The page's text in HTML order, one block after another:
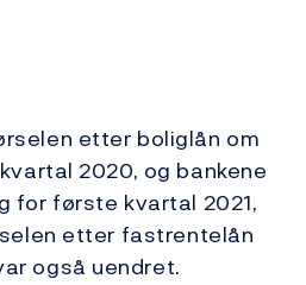
etter boliglån om
2020, og bankene
for første kvartal 2021,
etter fastrentelån
også uendret.